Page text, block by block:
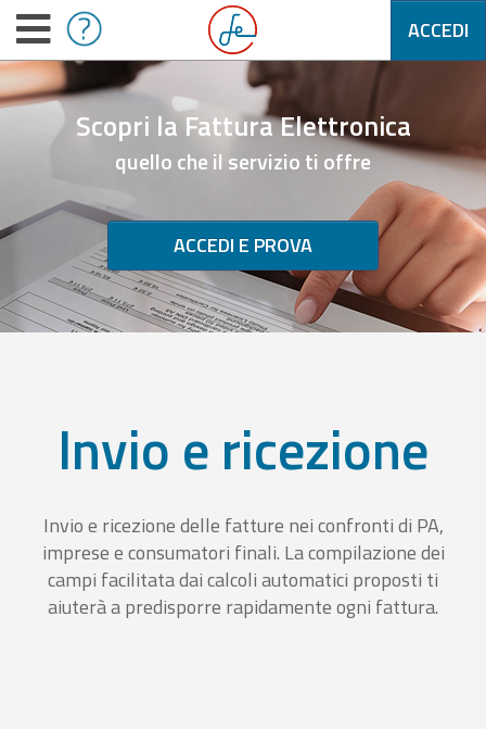
ACCEDI
Scopri la Fattura Elettronica
quello che il servizio ti offre
ACCEDI E PROVA
Invio e ricezione
Invio e ricezione delle fatture nei confronti di PA,
imprese e consumatori finali. La compilazione dei
campi facilitata dai calcoli automatici proposti ti
aiuterà a predisporre rapidamente ogni fattura.